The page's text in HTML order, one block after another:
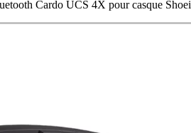
Cardo UCS 4X pour casque Shoei